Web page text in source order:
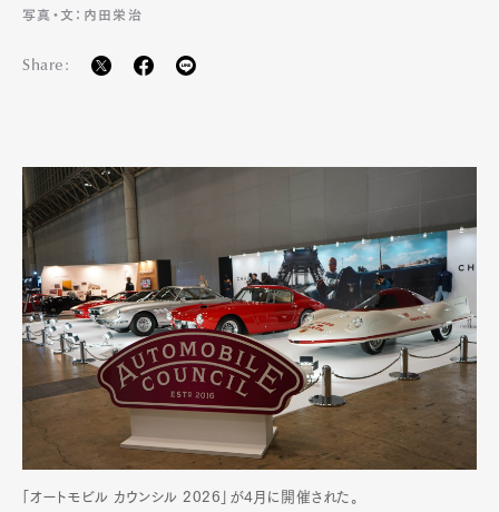
写真・文：内田栄治
Share:
「オートモビル カウンシル 2026」が4月に開催された。